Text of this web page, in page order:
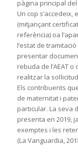
pàgina principal
Un cop s’accedeix,
(mitjançant
referència) oa
l’estat de
presentar
rebuda de l’AEAT
realitzar la
Els contribuents
de maternitat i
particular. La seva
presenta en 2019,
exemptes i les
(La Vanguardia,